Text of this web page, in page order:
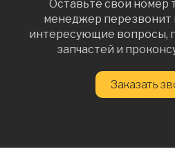
Оставьте свой номер
менеджер перезвонит
интересующие вопросы,
запчастей и
Заказать